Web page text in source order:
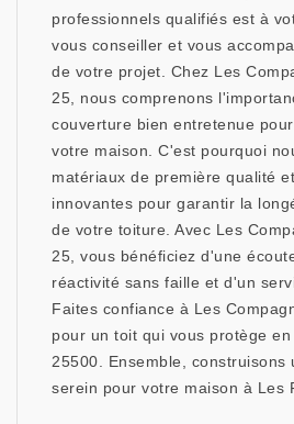
professionnels qualifiés est à
vous conseiller et vous
de votre projet. Chez Les
25, nous comprenons
couverture bien entretenue
votre maison. C'est pourquoi
matériaux de première qualité
innovantes pour garantir la
de votre toiture. Avec Les
25, vous bénéficiez d'une
réactivité sans faille et d'un
Faites confiance à Les
pour un toit qui vous protège
25500. Ensemble, construisons
serein pour votre maison à Les